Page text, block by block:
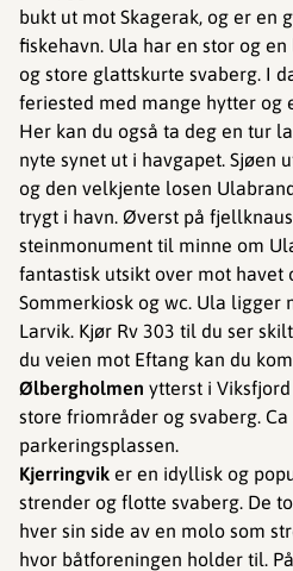
bukt ut mot Skagerak, og er en
fiskehavn. Ula har en stor og
og store glattskurte svaberg. I
feriested med mange hytter og
Her kan du også ta deg en tur
nyte synet ut i havgapet. Sjøen
og den velkjente losen
trygt i havn. Øverst på
steinmonument til minne om
fantastisk utsikt over mot havet
Sommerkiosk og wc. Ula ligger
Larvik. Kjør Rv 303 til du ser
du veien mot Eftang kan du
Ølbergholmen ytterst i
store friområder og svaberg.
parkeringsplassen.
Kjerringvik er en idyllisk og
strender og flotte svaberg. De
hver sin side av en molo som
hvor båtforeningen holder til.